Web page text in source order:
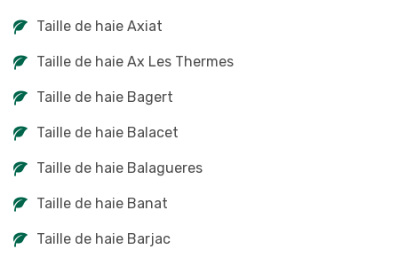
Taille de haie Axiat
Taille de haie Ax Les Thermes
Taille de haie Bagert
Taille de haie Balacet
Taille de haie Balagueres
Taille de haie Banat
Taille de haie Barjac